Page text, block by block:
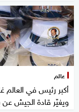
عالم
أكبر رئيس في العالم
ويغيّر قادة الجيش عن